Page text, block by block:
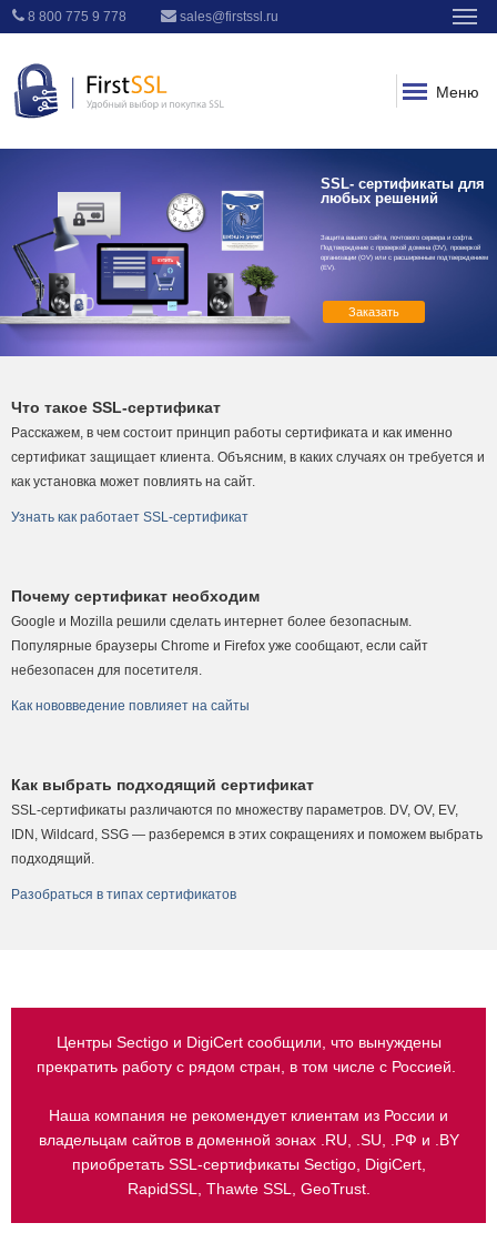
8 800 775 9 778 sales@firstssl.ru
Меню
SSL- сертификаты для
любых решений
Защита вашего сайта, почтового сервера и софта.
Подтверждение с проверкой домена (DV), проверкой
организации (OV) или с расширенным подтверждением
(EV).
Заказать
Что такое SSL-сертификат
Расскажем, в чем состоит принцип работы сертификата и как именно
сертификат защищает клиента. Объясним, в каких случаях он требуется и
как установка может повлиять на сайт.
Узнать как работает SSL-сертификат
Почему сертификат необходим
Google и Mozilla решили сделать интернет более безопасным.
Популярные браузеры Chrome и Firefox уже сообщают, если сайт
небезопасен для посетителя.
Как нововведение повлияет на сайты
Как выбрать подходящий сертификат
SSL-сертификаты различаются по множеству параметров. DV, OV, EV,
IDN, Wildcard, SSG — разберемся в этих cокращениях и поможем выбрать
подходящий.
Разобраться в типах сертификатов
Центры Sectigo и DigiCert сообщили, что вынуждены
прекратить работу с рядом стран, в том числе с Россией.
Наша компания не рекомендует клиентам из России и
владельцам сайтов в доменной зонах .RU, .SU, .РФ и .BY
приобретать SSL-сертификаты Sectigo, DigiCert,
RapidSSL, Thawte SSL, GeoTrust.